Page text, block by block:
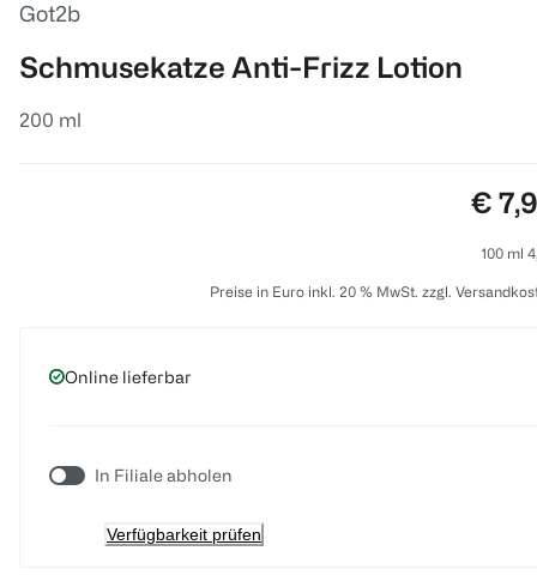
Got2b
Schmusekatze Anti-Frizz Lotion
200 ml
€
100 ml
Preise in Euro inkl. 20 % MwSt. zzgl.
Online lieferbar
In Filiale abholen
Verfügbarkeit prüfen